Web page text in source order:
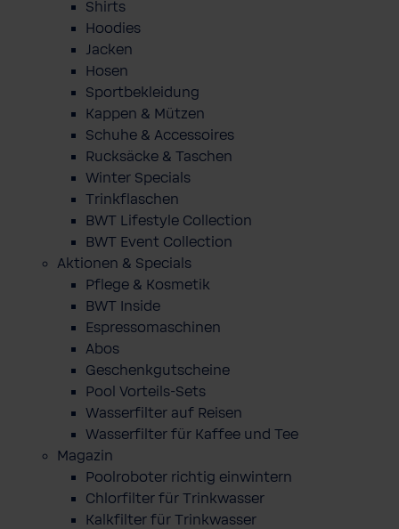
Shirts
Hoodies
Jacken
Hosen
Sportbekleidung
Kappen & Mützen
Schuhe & Accessoires
Rucksäcke & Taschen
Winter Specials
Trinkflaschen
BWT Lifestyle Collection
BWT Event Collection
Aktionen & Specials
Pflege & Kosmetik
BWT Inside
Espressomaschinen
Abos
Geschenkgutscheine
Pool Vorteils-Sets
Wasserfilter auf Reisen
Wasserfilter für Kaffee und Tee
Magazin
Poolroboter richtig einwintern
Chlorfilter für Trinkwasser
Kalkfilter für Trinkwasser